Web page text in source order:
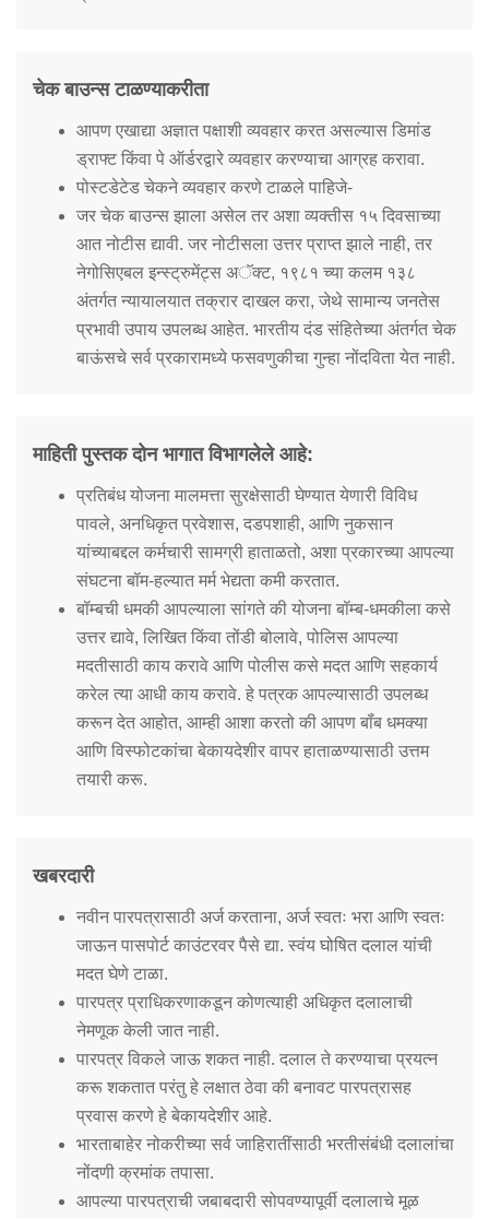
चेक बाउन्स टाळण्याकरीता
आपण एखाद्या अज्ञात पक्षाशी व्यवहार करत असल्यास डिमांड
ड्राफ्ट किंवा पे ऑर्डरद्वारे व्यवहार करण्याचा आग्रह करावा.
पोस्टडेटेड चेकने व्यवहार करणे टाळले पाहिजे-
जर चेक बाउन्स झाला असेल तर अशा व्यक्तीस १५ दिवसाच्या
आत नोटीस द्यावी. जर नोटीसला उत्तर प्राप्त झाले नाही, तर
नेगोसिएबल इन्स्ट्रुमेंट्स अॅक्ट, १९८१ च्या कलम १३८
अंतर्गत न्यायालयात तक्रार दाखल करा, जेथे सामान्य जनतेस
प्रभावी उपाय उपलब्ध आहेत. भारतीय दंड संहितेच्या अंतर्गत चेक
बाऊंसचे सर्व प्रकारामध्ये फसवणुकीचा गुन्हा नोंदविता येत नाही.
माहिती पुस्तक दोन भागात विभागलेले आहे:
प्रतिबंध योजना मालमत्ता सुरक्षेसाठी घेण्यात येणारी विविध
पावले, अनधिकृत प्रवेशास, दडपशाही, आणि नुकसान
यांच्याबद्दल कर्मचारी सामग्री हाताळतो, अशा प्रकारच्या आपल्या
संघटना बॉम-हल्यात मर्म भेद्यता कमी करतात.
बॉम्बची धमकी आपल्याला सांगते की योजना बॉम्ब-धमकीला कसे
उत्तर द्यावे, लिखित किंवा तोंडी बोलावे, पोलिस आपल्या
मदतीसाठी काय करावे आणि पोलीस कसे मदत आणि सहकार्य
करेल त्या आधी काय करावे. हे पत्रक आपल्यासाठी उपलब्ध
करून देत आहोत, आम्ही आशा करतो की आपण बॉंब धमक्या
आणि विस्फोटकांचा बेकायदेशीर वापर हाताळण्यासाठी उत्तम
तयारी करू.
खबरदारी
नवीन पारपत्रासाठी अर्ज करताना, अर्ज स्वतः भरा आणि स्वतः
जाऊन पासपोर्ट काउंटरवर पैसे द्या. स्वंय घोषित दलाल यांची
मदत घेणे टाळा.
पारपत्र प्राधिकरणाकडून कोणत्याही अधिकृत दलालाची
नेमणूक केली जात नाही.
पारपत्र विकले जाऊ शकत नाही. दलाल ते करण्याचा प्रयत्न
करू शकतात परंतु हे लक्षात ठेवा की बनावट पारपत्रासह
प्रवास करणे हे बेकायदेशीर आहे.
भारताबाहेर नोकरीच्या सर्व जाहिरातींसाठी भरतीसंबंधी दलालांचा
नोंदणी क्रमांक तपासा.
आपल्या पारपत्राची जबाबदारी सोपवण्यापूर्वी दलालाचे मूळ